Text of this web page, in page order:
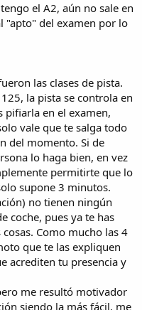
el A2, aún no sale en
"apto" del examen por lo
las clases de pista.
la pista se controla en
pifiarla en el examen,
vale que te salga todo
del momento. Si de
lo haga bien, en vez
permitirte que lo
supone 3 minutos.
no tienen ningún
coche, pues ya te has
Como mucho las 4
que te las expliquen
acrediten tu presencia y
me resultó motivador
siendo la más fácil, me